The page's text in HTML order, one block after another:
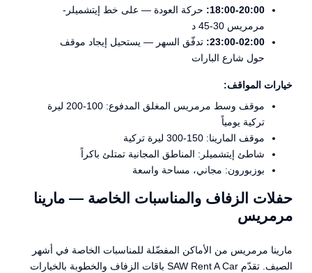
18:00-20:00:
حركة العودة — على خط إيتشميلر-
مرمريس 30-45 د
23:00-02:00: تدفّق السهر — يستحيل إيجاد موقف
حول شارع البارات
خيارات المواقف:
موقف وسط مرمريس المغلق المدفوع: 100-200 ليرة
تركية يومياً
موقف المارينا: 150-300 ليرة تركية
شاطئ إيتشميلر: المناطق المجانية تمتلئ باكراً
بوزبورون: مجاني، مساحة واسعة
حفلات الزفاف والمناسبات الخاصة — مارينا
مرمريس
مارينا مرمريس من الأماكن المفضّلة للمناسبات الخاصة في أشهر
الصيف. تقدّم SAW Rent A Car باقات الزفاف والخطوبة بالخيارات